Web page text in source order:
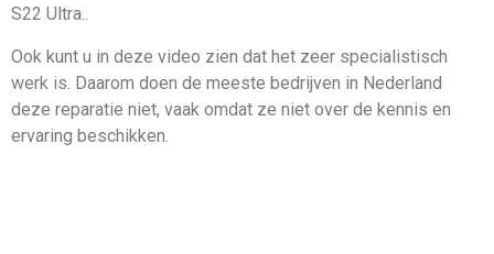
S22 Ultra..
Ook kunt u in deze video zien dat het zeer specialistisch
werk is. Daarom doen de meeste bedrijven in Nederland
deze reparatie niet, vaak omdat ze niet over de kennis en
ervaring beschikken.